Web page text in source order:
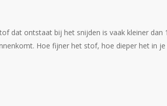
dat ontstaat bij het snijden is vaak kleiner dan
Hoe fijner het stof, hoe dieper het in je